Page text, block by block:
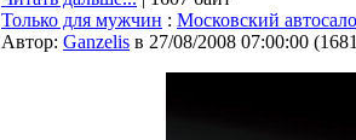
Только для мужчин : Московский
Автор: Ganzelis в 27/08/2008 07:00:00 (